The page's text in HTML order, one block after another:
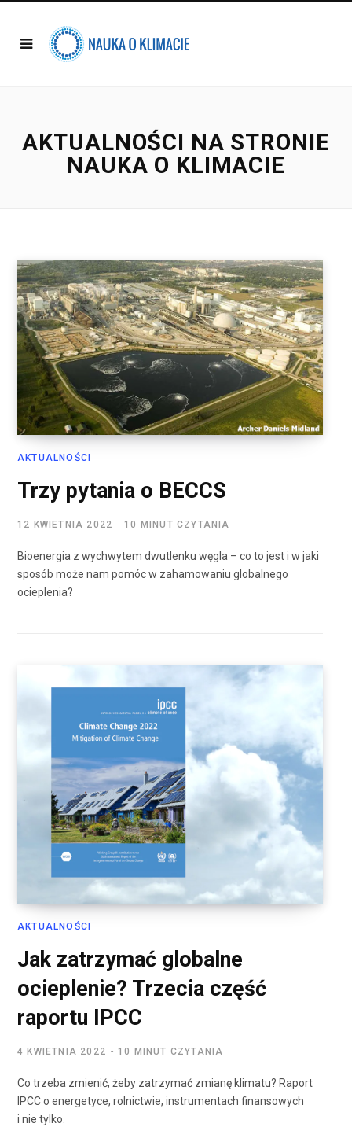
AKTUALNOŚCI NA STRONIE
NAUKA O KLIMACIE
AKTUALNOŚCI
Trzy pytania o BECCS
12 KWIETNIA 2022 10 MINUT CZYTANIA
Bioenergia z wychwytem dwutlenku węgla – co to jest i w jaki
sposób może nam pomóc w zahamowaniu globalnego
ocieplenia?
AKTUALNOŚCI
Jak zatrzymać globalne
ocieplenie? Trzecia część
raportu IPCC
4 KWIETNIA 2022 10 MINUT CZYTANIA
Co trzeba zmienić, żeby zatrzymać zmianę klimatu? Raport
IPCC o energetyce, rolnictwie, instrumentach finansowych
i nie tylko.